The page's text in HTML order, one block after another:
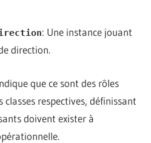
: Une instance jouant
direction.
que ce sont des rôles
respectives, définissant
doivent exister à